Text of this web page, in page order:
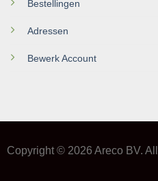
Bestellingen
Adressen
Bewerk Account
Copyright © 2026 Areco BV.